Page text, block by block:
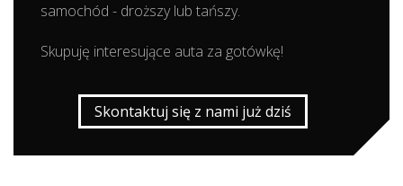
samochód - droższy lub tańszy.
Skupuję interesujące auta za gotówkę!
Skontaktuj się z nami już dziś